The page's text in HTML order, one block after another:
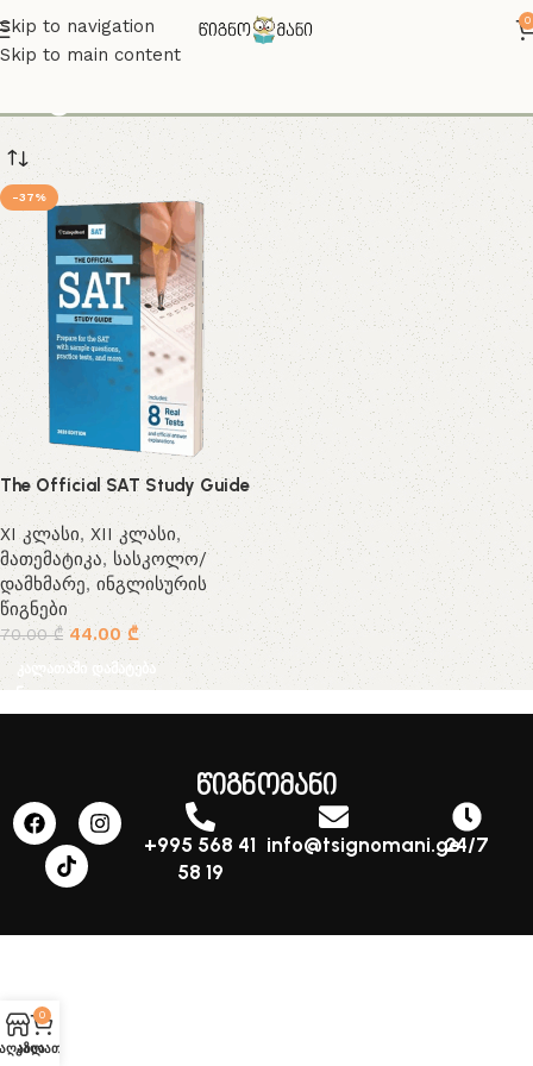
Skip to navigation
Skip to main content
0
-37%
The Official SAT Study Guide
XI კლასი, XII კლასი,
მათემატიკა, სასკოლო/
დამხმარე, ინგლისურის
წიგნები
70.00₾ 44.00₾
კალათაში დამატება
წიგნომანი
+995 568 41
58 19
info@tsignomani.ge24/7
0
კალათა